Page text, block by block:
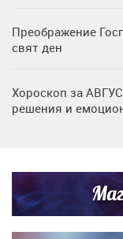
Преображение
свят ден
Хороскоп за
решения и
си деца на
Звездна
Кортни Кокс и